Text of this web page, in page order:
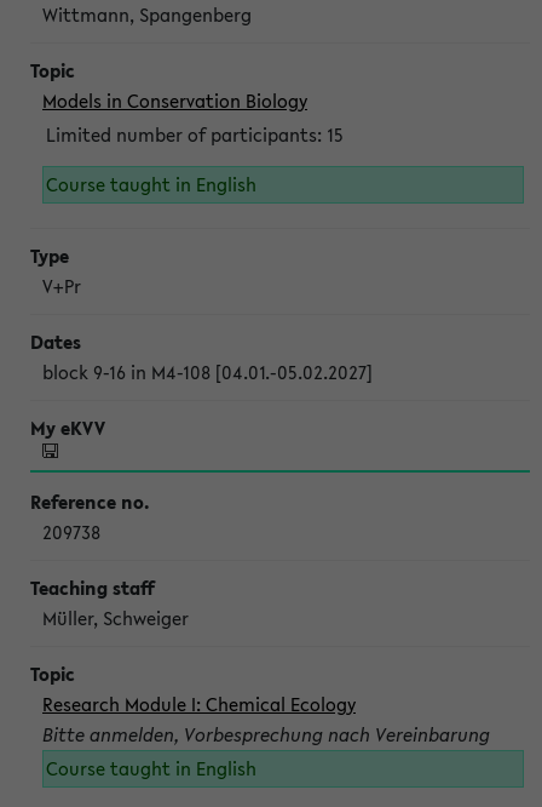
Wittmann, Spangenberg
Models in Conservation Biology
Limited number of participants: 15
Course taught in English
V+Pr
block 9-16 in M4-108 [04.01.-05.02.2027]
209738
Müller, Schweiger
Research Module I: Chemical Ecology
Bitte anmelden, Vorbesprechung nach Vereinbarung
Course taught in English